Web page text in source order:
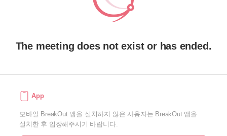
The meeting does not exist or has ended.
App
모바일 BreakOut 앱을 설치하지 않은 사용자는 BreakOut 앱을
설치한 후 입장해주시기 바랍니다.